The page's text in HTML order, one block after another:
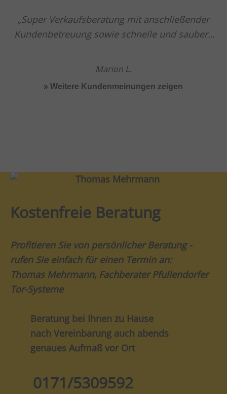
Super Verkaufsberatung mit anschließender
Kundenbetreuung sowie schnelle und saubere
Marion L.
» Weitere Kundenmeinungen zeigen
Kostenfreie Beratung
Profitieren Sie von persönlicher Beratung -
rufen Sie einfach für einen Termin an:
Thomas Mehrmann, Fachberater Pfullendorfer
Tor-Systeme
Beratung bei Ihnen zu Hause
nach Vereinbarung auch abends
genaues Aufmaß vor Ort
0171/5309592